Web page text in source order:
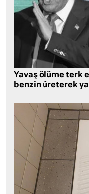
Yavaş ölüme terk
benzin üreterek